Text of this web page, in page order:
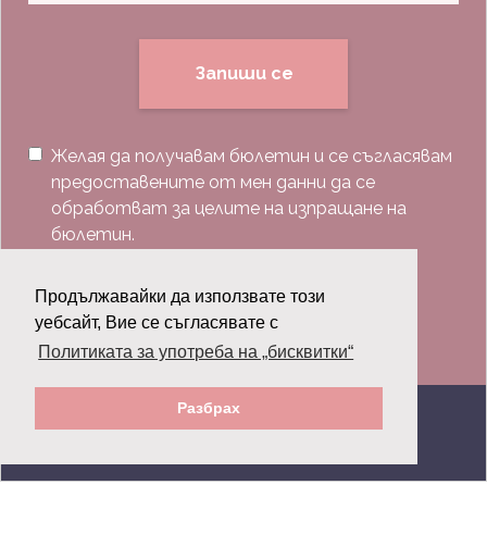
Продължавайки да използвате този
уебсайт, Вие се съгласявате с
Политиката за употреба на „бисквитки“
Разбрах
Запиши се
Желая да получавам бюлетин и се съгласявам
предоставените от мен данни да се
обработват за целите на изпращане на
бюлетин.
Последвай ни:
© 2026 Grazia.bg - Всички права запазени